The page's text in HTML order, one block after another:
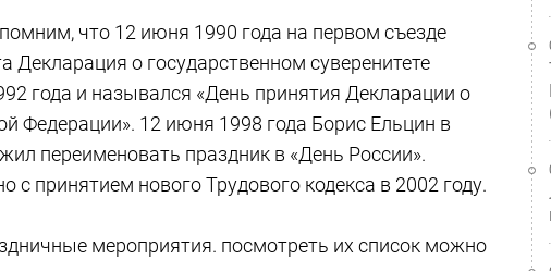
что 12 июня 1990 года на первом съезде
о государственном суверенитете
года и назывался «День принятия Декларации о
Федерации». 12 июня 1998 года Борис Ельцин в
переименовать праздник в «День России».
принятием нового Трудового кодекса в 2002 году.
мероприятия. посмотреть их список можно